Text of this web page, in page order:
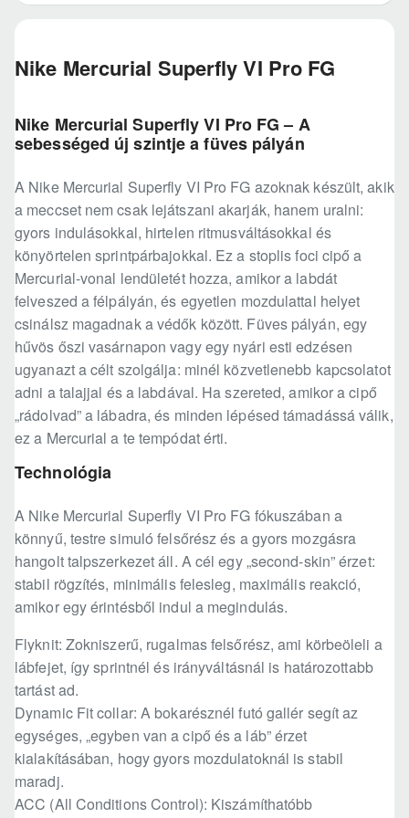
Nike Mercurial Superfly VI Pro FG
Nike Mercurial Superfly VI Pro FG – A
sebességed új szintje a füves pályán
A Nike Mercurial Superfly VI Pro FG azoknak készült, akik
a meccset nem csak lejátszani akarják, hanem uralni:
gyors indulásokkal, hirtelen ritmusváltásokkal és
könyörtelen sprintpárbajokkal. Ez a stoplis foci cipő a
Mercurial-vonal lendületét hozza, amikor a labdát
felveszed a félpályán, és egyetlen mozdulattal helyet
csinálsz magadnak a védők között. Füves pályán, egy
hűvös őszi vasárnapon vagy egy nyári esti edzésen
ugyanazt a célt szolgálja: minél közvetlenebb kapcsolatot
adni a talajjal és a labdával. Ha szereted, amikor a cipő
„rádolvad” a lábadra, és minden lépésed támadássá válik,
ez a Mercurial a te tempódat érti.
Technológia
A Nike Mercurial Superfly VI Pro FG fókuszában a
könnyű, testre simuló felsőrész és a gyors mozgásra
hangolt talpszerkezet áll. A cél egy „second-skin” érzet:
stabil rögzítés, minimális felesleg, maximális reakció,
amikor egy érintésből indul a megindulás.
Flyknit: Zokniszerű, rugalmas felsőrész, ami körbeöleli a
lábfejet, így sprintnél és irányváltásnál is határozottabb
tartást ad.
Dynamic Fit collar: A bokarésznél futó gallér segít az
egységes, „egyben van a cipő és a láb” érzet
kialakításában, hogy gyors mozdulatoknál is stabil
maradj.
ACC (All Conditions Control): Kiszámíthatóbb